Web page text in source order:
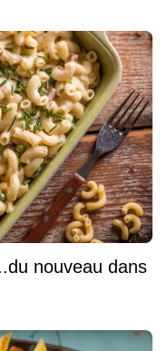
nouveau dans